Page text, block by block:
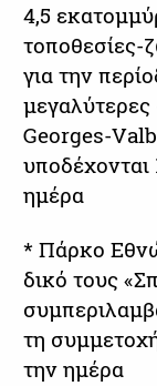
4,5
τοποθεσίες-
για την
Georges-
ημέρα
* Πάρκο
δικό τους
τη
την ημέρα